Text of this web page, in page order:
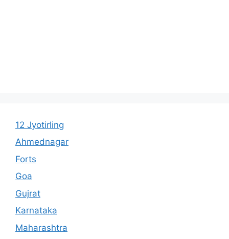
12 Jyotirling
Ahmednagar
Forts
Goa
Gujrat
Karnataka
Maharashtra